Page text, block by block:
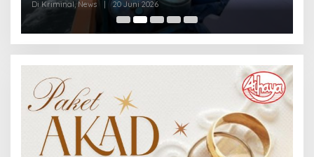
Di Kriminal, News | 20 Juni 2026